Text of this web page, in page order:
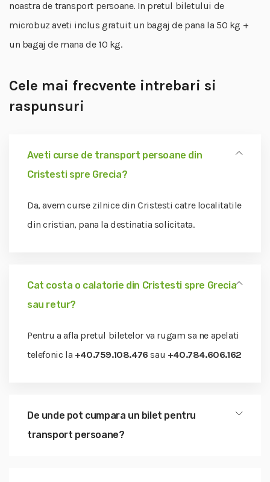
noastra de transport persoane. In pretul biletului de
microbuz aveti inclus gratuit un bagaj de pana la 50 kg +
un bagaj de mana de 10 kg.
Cele mai frecvente intrebari si
raspunsuri
Aveti curse de transport persoane din
Cristesti spre Grecia?
Da, avem curse zilnice din Cristesti catre localitatile
din cristian, pana la destinatia solicitata.
Cat costa o calatorie din Cristesti spre Grecia
sau retur?
Pentru a afla pretul biletelor va rugam sa ne apelati
telefonic la +40.759.108.476 sau +40.784.606.162
De unde pot cumpara un bilet pentru
transport persoane?